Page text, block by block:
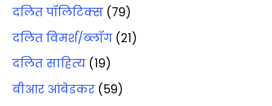
दलित पॉलिटिक्‍स (79)
दलित विमर्श/ब्‍लॉग (21)
दलित साहित्‍य (19)
बीआर आंबेडकर (59)